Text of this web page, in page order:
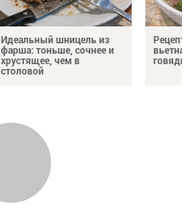
Идеальный шницель из
фарша: тоньше, сочнее и
хрустящее, чем в
столовой
Рецепт